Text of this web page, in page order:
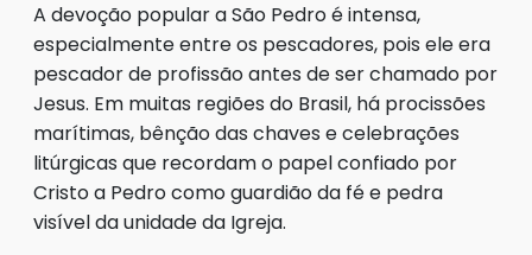
A devoção popular a São Pedro é intensa,
especialmente entre os pescadores, pois ele era
pescador de profissão antes de ser chamado por
Jesus. Em muitas regiões do Brasil, há procissões
marítimas, bênção das chaves e celebrações
litúrgicas que recordam o papel confiado por
Cristo a Pedro como guardião da fé e pedra
visível da unidade da Igreja.